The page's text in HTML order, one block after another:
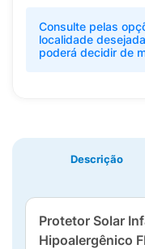
Consulte pelas
localidade
poderá decidir de
Descrição
Protetor Solar
Hipoalergênico